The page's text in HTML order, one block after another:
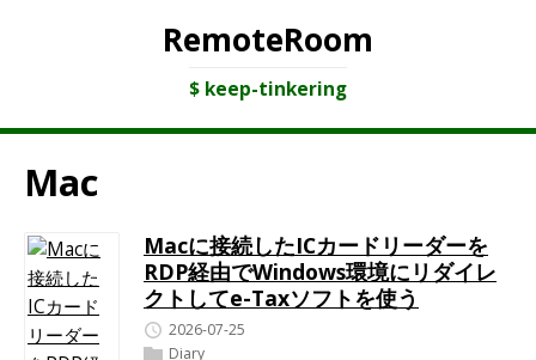
RemoteRoom
$ keep-tinkering
Mac
Macに接続したICカードリーダーを
RDP経由でWindows環境にリダイレ
クトしてe-Taxソフトを使う
2026-07-25
Diary